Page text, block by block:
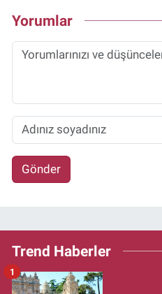
Yorumlar
Gönder
Trend Haberler
1